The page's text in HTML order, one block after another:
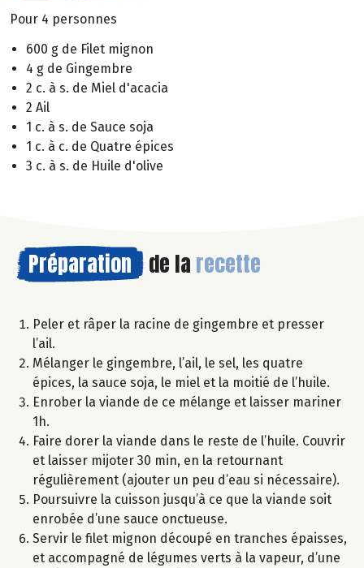
Pour 4 personnes
600 g de Filet mignon
4 g de Gingembre
2 c. à s. de Miel d'acacia
2 Ail
1 c. à s. de Sauce soja
1 c. à c. de Quatre épices
3 c. à s. de Huile d'olive
Préparation de la recette
Peler et râper la racine de gingembre et presser
l’ail.
Mélanger le gingembre, l’ail, le sel, les quatre
épices, la sauce soja, le miel et la moitié de l’huile.
Enrober la viande de ce mélange et laisser mariner
1h.
Faire dorer la viande dans le reste de l’huile. Couvrir
et laisser mijoter 30 min, en la retournant
régulièrement (ajouter un peu d’eau si nécessaire).
Poursuivre la cuisson jusqu’à ce que la viande soit
enrobée d’une sauce onctueuse.
Servir le filet mignon découpé en tranches épaisses,
et accompagné de légumes verts à la vapeur, d’une